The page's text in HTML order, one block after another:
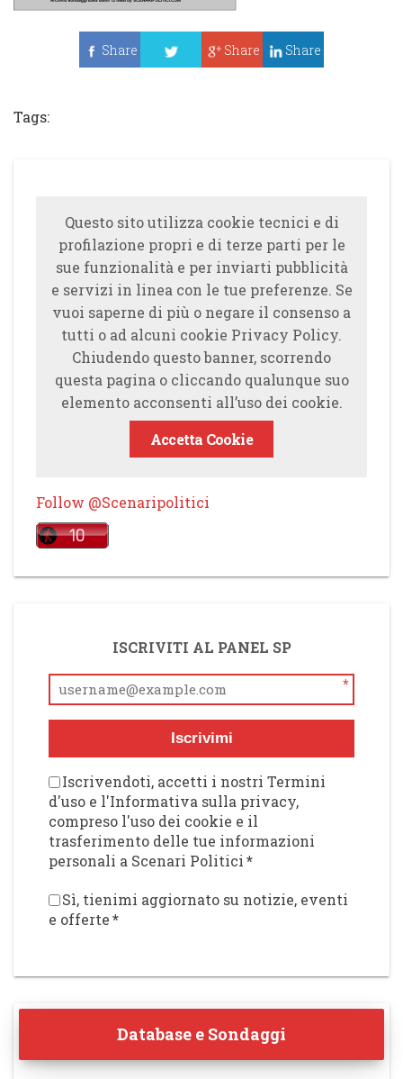
Share
Share Share
Tags:
Questo sito utilizza cookie tecnici e di
profilazione propri e di terze parti per le
sue funzionalità e per inviarti pubblicità
e servizi in linea con le tue preferenze. Se
vuoi saperne di più o negare il consenso a
tutti o ad alcuni cookie Privacy Policy.
Chiudendo questo banner, scorrendo
questa pagina o cliccando qualunque suo
elemento acconsenti all’uso dei cookie.
Accetta Cookie
Follow @Scenaripolitici
ISCRIVITI AL PANEL SP
*
Iscrivimi
Iscrivendoti, accetti i nostri Termini
d'uso e l'Informativa sulla privacy,
compreso l'uso dei cookie e il
trasferimento delle tue informazioni
personali a Scenari Politici*
Sì, tienimi aggiornato su notizie, eventi
e offerte*
Database e Sondaggi